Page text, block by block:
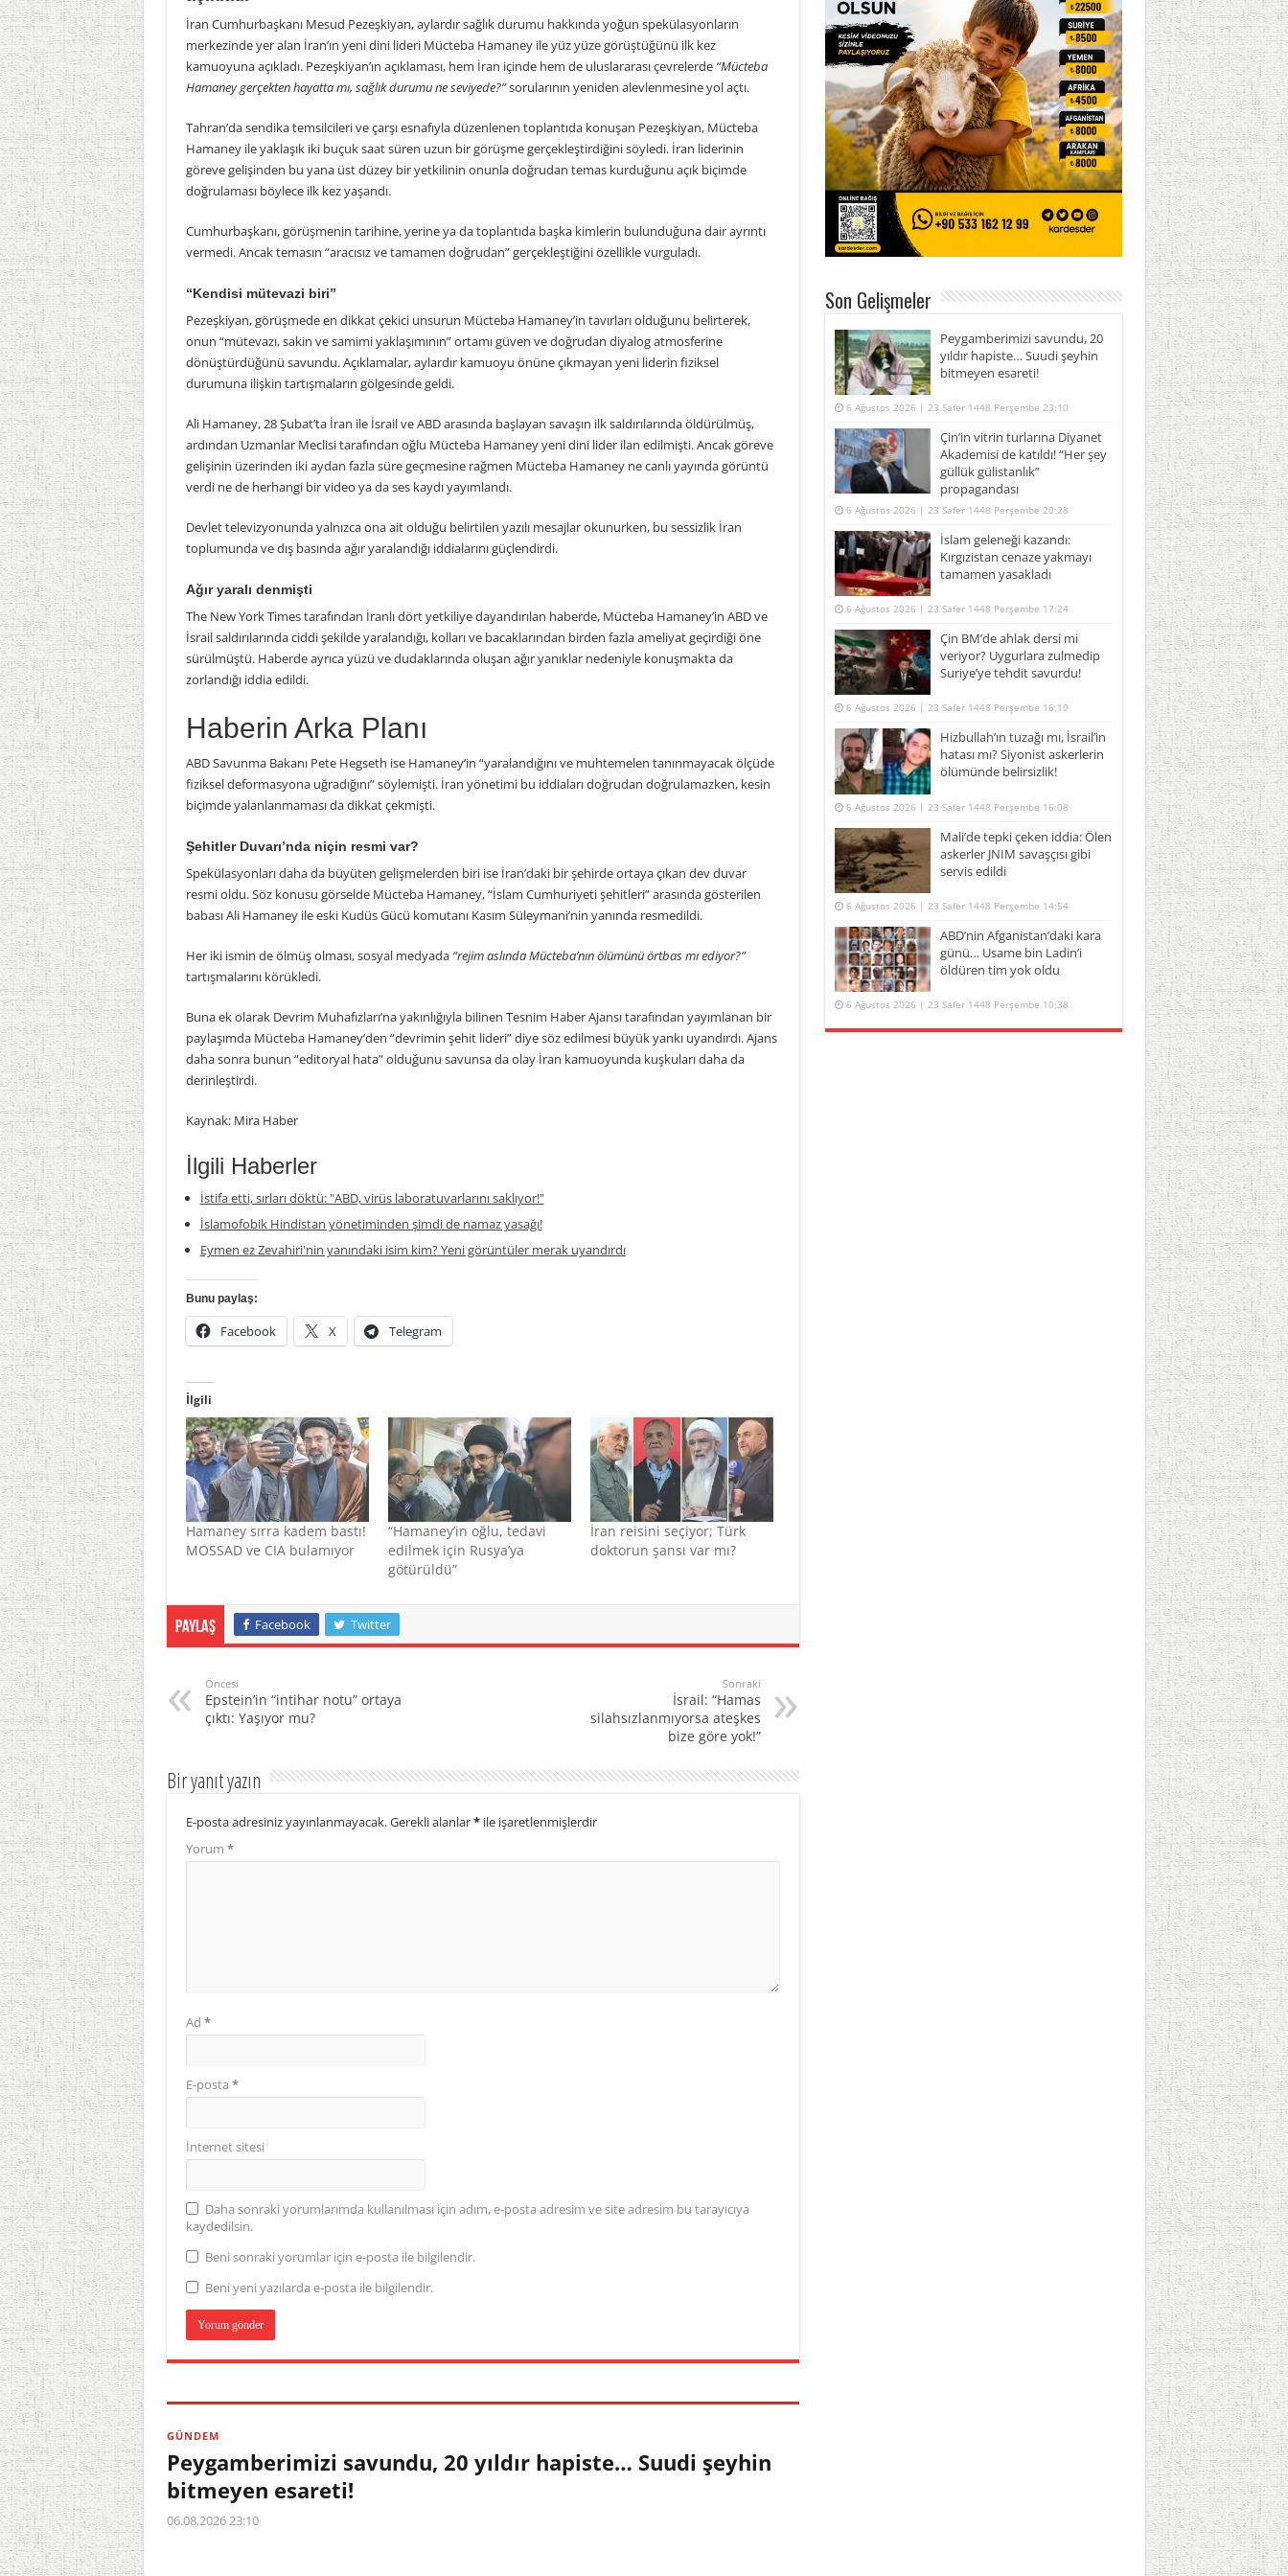
İran Cumhurbaşkanı Mesud Pezeşkiyan, aylardır sağlık durumu hakkında yoğun spekülasyonların
merkezinde yer alan İran’ın yeni dini lideri Mücteba Hamaney ile yüz yüze görüştüğünü ilk kez
kamuoyuna açıkladı. Pezeşkiyan’ın açıklaması, hem İran içinde hem de uluslararası çevrelerde “Mücteba
Hamaney gerçekten hayatta mı, sağlık durumu ne seviyede?”sorularının yeniden alevlenmesine yol açtı.
Tahran’da sendika temsilcileri ve çarşı esnafıyla düzenlenen toplantıda konuşan Pezeşkiyan, Mücteba
Hamaney ile yaklaşık iki buçuk saat süren uzun bir görüşme gerçekleştirdiğini söyledi. İran liderinin
göreve gelişinden bu yana üst düzey bir yetkilinin onunla doğrudan temas kurduğunu açık biçimde
doğrulaması böylece ilk kez yaşandı.
Cumhurbaşkanı, görüşmenin tarihine, yerine ya da toplantıda başka kimlerin bulunduğuna dair ayrıntı
vermedi. Ancak temasın “aracısız ve tamamen doğrudan” gerçekleştiğini özellikle vurguladı.
“Kendisi mütevazi biri”
Pezeşkiyan, görüşmede en dikkat çekici unsurun Mücteba Hamaney’in tavırları olduğunu belirterek,
onun “mütevazı, sakin ve samimi yaklaşımının” ortamı güven ve doğrudan diyalog atmosferine
dönüştürdüğünü savundu. Açıklamalar, aylardır kamuoyu önüne çıkmayan yeni liderin fiziksel
durumuna ilişkin tartışmaların gölgesinde geldi.
Ali Hamaney, 28 Şubat’ta İran ile İsrail ve ABD arasında başlayan savaşın ilk saldırılarında öldürülmüş,
ardından Uzmanlar Meclisi tarafından oğlu Mücteba Hamaney yeni dini lider ilan edilmişti. Ancak göreve
gelişinin üzerinden iki aydan fazla süre geçmesine rağmen Mücteba Hamaney ne canlı yayında görüntü
verdi ne de herhangi bir video ya da ses kaydı yayımlandı.
Devlet televizyonunda yalnızca ona ait olduğu belirtilen yazılı mesajlar okunurken, bu sessizlik İran
toplumunda ve dış basında ağır yaralandığı iddialarını güçlendirdi.
Ağır yaralı denmişti
The New York Times tarafından İranlı dört yetkiliye dayandırılan haberde, Mücteba Hamaney’in ABD ve
İsrail saldırılarında ciddi şekilde yaralandığı, kolları ve bacaklarından birden fazla ameliyat geçirdiği öne
sürülmüştü. Haberde ayrıca yüzü ve dudaklarında oluşan ağır yanıklar nedeniyle konuşmakta da
zorlandığı iddia edildi.
Haberin Arka Planı
ABD Savunma Bakanı Pete Hegseth ise Hamaney’in “yaralandığını ve muhtemelen tanınmayacak ölçüde
fiziksel deformasyona uğradığını” söylemişti. İran yönetimi bu iddiaları doğrudan doğrulamazken, kesin
biçimde yalanlanmaması da dikkat çekmişti.
Şehitler Duvarı’nda niçin resmi var?
Spekülasyonları daha da büyüten gelişmelerden biri ise İran’daki bir şehirde ortaya çıkan dev duvar
resmi oldu. Söz konusu görselde Mücteba Hamaney, “İslam Cumhuriyeti şehitleri” arasında gösterilen
babası Ali Hamaney ile eski Kudüs Gücü komutanı Kasım Süleymani’nin yanında resmedildi.
Her iki ismin de ölmüş olması, sosyal medyada “rejim aslında Mücteba’nın ölümünü örtbas mı ediyor?”
tartışmalarını körükledi.
Buna ek olarak Devrim Muhafızları’na yakınlığıyla bilinen Tesnim Haber Ajansı tarafından yayımlanan bir
paylaşımda Mücteba Hamaney’den “devrimin şehit lideri” diye söz edilmesi büyük yankı uyandırdı. Ajans
daha sonra bunun “editoryal hata” olduğunu savunsa da olay İran kamuoyunda kuşkuları daha da
derinleştirdi.
Kaynak: Mira Haber
İlgili Haberler
İstifa etti, sırları döktü: "ABD, virüs laboratuvarlarını saklıyor!"
İslamofobik Hindistan yönetiminden şimdi de namaz yasağı!
Eymen ez Zevahiri'nin yanındaki isim kim? Yeni görüntüler merak uyandırdı
Bunu paylaş:
Facebook X Telegram
İlgili
Hamaney sırra kadem bastı!
MOSSAD ve CIA bulamıyor
“Hamaney’in oğlu, tedavi
edilmek için Rusya’ya
götürüldü”
İran reisini seçiyor; Türk
doktorun şansı var mı?
Paylaş Facebook Twitter
Öncesi
Epstein’in “intihar notu” ortaya
çıktı: Yaşıyor mu?
Sonraki
İsrail: “Hamas
silahsızlanmıyorsa ateşkes
bize göre yok!”
Bir yanıt yazın
E-posta adresiniz yayınlanmayacak.Gerekli alanlar*ile işaretlenmişlerdir
Yorum *
Ad *
E-posta *
İnternet sitesi
Daha sonraki yorumlarımda kullanılması için adım, e-posta adresim ve site adresim bu tarayıcıya
kaydedilsin.
Beni sonraki yorumlar için e-posta ile bilgilendir.
Beni yeni yazılarda e-posta ile bilgilendir.
GÜNDEM
Peygamberimizi savundu, 20 yıldır hapiste… Suudi şeyhin
bitmeyen esareti!
06.08.2026 23:10
Son Gelişmeler
Peygamberimizi savundu, 20
yıldır hapiste… Suudi şeyhin
bitmeyen esareti!
6 Ağustos 2026 | 23 Safer 1448 Perşembe 23:10
Çin’in vitrin turlarına Diyanet
Akademisi de katıldı! “Her şey
güllük gülistanlık”
propagandası
6 Ağustos 2026 | 23 Safer 1448 Perşembe 20:28
İslam geleneği kazandı:
Kırgızistan cenaze yakmayı
tamamen yasakladı
6 Ağustos 2026 | 23 Safer 1448 Perşembe 17:24
Çin BM’de ahlak dersi mi
veriyor? Uygurlara zulmedip
Suriye’ye tehdit savurdu!
6 Ağustos 2026 | 23 Safer 1448 Perşembe 16:10
Hizbullah’ın tuzağı mı, İsrail’in
hatası mı? Siyonist askerlerin
ölümünde belirsizlik!
6 Ağustos 2026 | 23 Safer 1448 Perşembe 16:08
Mali’de tepki çeken iddia: Ölen
askerler JNIM savaşçısı gibi
servis edildi
6 Ağustos 2026 | 23 Safer 1448 Perşembe 14:54
ABD’nin Afganistan’daki kara
günü… Usame bin Ladin’i
öldüren tim yok oldu
6 Ağustos 2026 | 23 Safer 1448 Perşembe 10:38